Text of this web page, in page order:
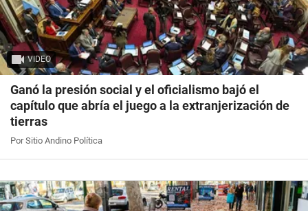
VIDEO
Ganó la presión social y el oficialismo bajó el
capítulo que abría el juego a la extranjerización de
tierras
Por Sitio Andino Política